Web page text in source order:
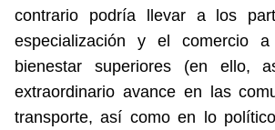
contrario podría llevar a los
especialización y el comercio
bienestar superiores (en ello,
extraordinario avance en las
transporte, así como en lo